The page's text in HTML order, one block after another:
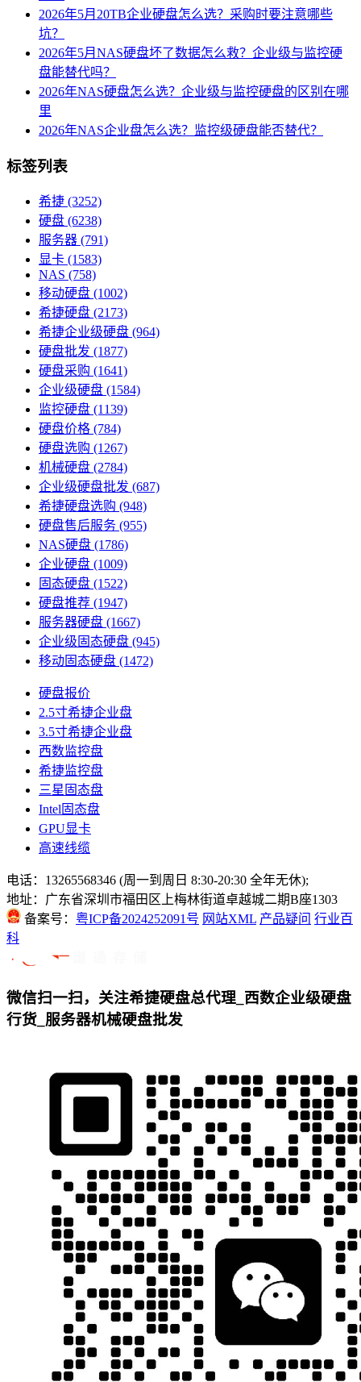
2026年5月20TB企业硬盘怎么选？采购时要注意哪些
坑？
2026年5月NAS硬盘坏了数据怎么救？企业级与监控硬
盘能替代吗？
2026年NAS硬盘怎么选？企业级与监控硬盘的区别在哪
里
2026年NAS企业盘怎么选？监控级硬盘能否替代？
标签列表
希捷 (3252)
硬盘 (6238)
服务器 (791)
显卡 (1583)
NAS (758)
移动硬盘 (1002)
希捷硬盘 (2173)
希捷企业级硬盘 (964)
硬盘批发 (1877)
硬盘采购 (1641)
企业级硬盘 (1584)
监控硬盘 (1139)
硬盘价格 (784)
硬盘选购 (1267)
机械硬盘 (2784)
企业级硬盘批发 (687)
希捷硬盘选购 (948)
硬盘售后服务 (955)
NAS硬盘 (1786)
企业硬盘 (1009)
固态硬盘 (1522)
硬盘推荐 (1947)
服务器硬盘 (1667)
企业级固态硬盘 (945)
移动固态硬盘 (1472)
硬盘报价
2.5寸希捷企业盘
3.5寸希捷企业盘
西数监控盘
希捷监控盘
三星固态盘
Intel固态盘
GPU显卡
高速线缆
电话：13265568346 (周一到周日 8:30-20:30 全年无休);
地址：广东省深圳市福田区上梅林街道卓越城二期B座1303
备案号： 粤ICP备2024252091号 网站XML 产品疑问 行业百
科
微信扫一扫，关注希捷硬盘总代理_西数企业级硬盘
行货_服务器机械硬盘批发